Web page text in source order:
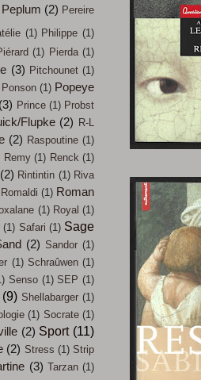
Peplum (2) Pereire
(1) Philippe (1)
(1) Pierda (1)
(3) Pitchounet (1)
Ponson (1) Popeye
(3) Prince (1) Probst
Flupke (2) R-L
(2) Raspoutine (1)
Remy (1) Renck (1)
(2) Rintintin (1) Riva
Romaldi (1) Roman
(1) Royal (1)
(1) Safari (1) Sage
(2) Sandor (1)
(1) Schraûwen (1)
Senso (1) SEP (1)
(9) Shellabarger (1)
(1) Socrate (1)
(2) Sport (11)
(2) Stress (1) Strip
(3) Tarzan (1)